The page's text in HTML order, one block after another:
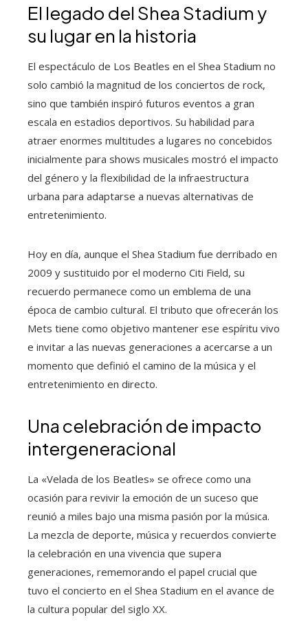
El legado del Shea Stadium y
su lugar en la historia
El espectáculo de Los Beatles en el Shea Stadium no
solo cambió la magnitud de los conciertos de rock,
sino que también inspiró futuros eventos a gran
escala en estadios deportivos. Su habilidad para
atraer enormes multitudes a lugares no concebidos
inicialmente para shows musicales mostró el impacto
del género y la flexibilidad de la infraestructura
urbana para adaptarse a nuevas alternativas de
entretenimiento.
Hoy en día, aunque el Shea Stadium fue derribado en
2009 y sustituido por el moderno Citi Field, su
recuerdo permanece como un emblema de una
época de cambio cultural. El tributo que ofrecerán los
Mets tiene como objetivo mantener ese espíritu vivo
e invitar a las nuevas generaciones a acercarse a un
momento que definió el camino de la música y el
entretenimiento en directo.
Una celebración de impacto
intergeneracional
La «Velada de los Beatles» se ofrece como una
ocasión para revivir la emoción de un suceso que
reunió a miles bajo una misma pasión por la música.
La mezcla de deporte, música y recuerdos convierte
la celebración en una vivencia que supera
generaciones, rememorando el papel crucial que
tuvo el concierto en el Shea Stadium en el avance de
la cultura popular del siglo XX.